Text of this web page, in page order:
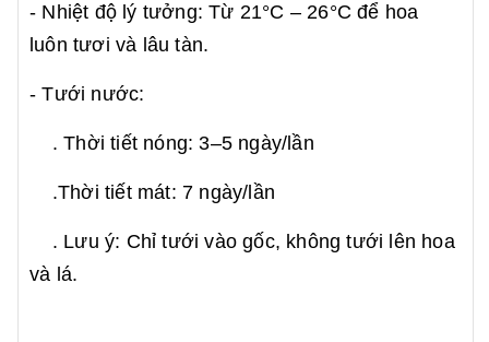
- Nhiệt độ lý tưởng: Từ 21°C – 26°C để hoa
luôn tươi và lâu tàn.
- Tưới nước:
. Thời tiết nóng: 3–5 ngày/lần
.Thời tiết mát: 7 ngày/lần
. Lưu ý: Chỉ tưới vào gốc, không tưới lên hoa
và lá.